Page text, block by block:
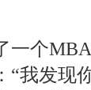
一个
“我发现